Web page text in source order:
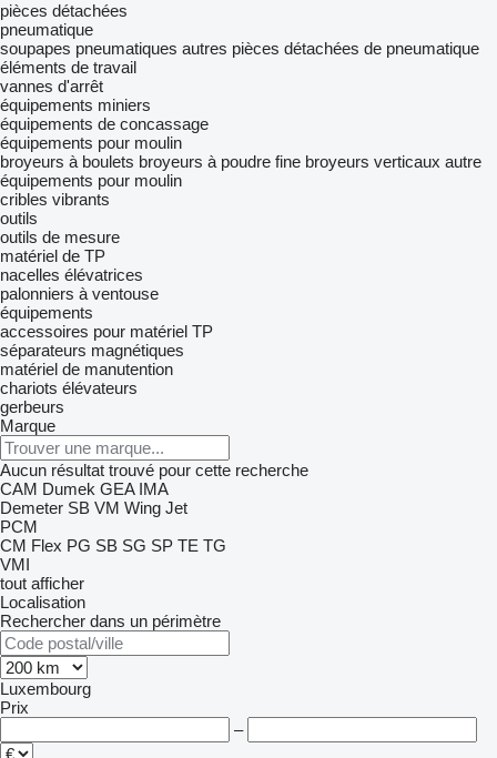
pièces détachées
pneumatique
soupapes pneumatiques autres pièces détachées de pneumatique
éléments de travail
vannes d'arrêt
équipements miniers
équipements de concassage
équipements pour moulin
broyeurs à boulets broyeurs à poudre fine broyeurs verticaux autre
équipements pour moulin
cribles vibrants
outils
outils de mesure
matériel de TP
nacelles élévatrices
palonniers à ventouse
équipements
accessoires pour matériel TP
séparateurs magnétiques
matériel de manutention
chariots élévateurs
gerbeurs
Marque
Aucun résultat trouvé pour cette recherche
CAM Dumek GEA IMA
Demeter SB VM Wing Jet
PCM
CM Flex PG SB SG SP TE TG
VMI
tout afficher
Localisation
Rechercher dans un périmètre
Luxembourg
Prix
–